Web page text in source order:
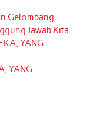
Gelombang:
Jawab Kita
YANG
YANG